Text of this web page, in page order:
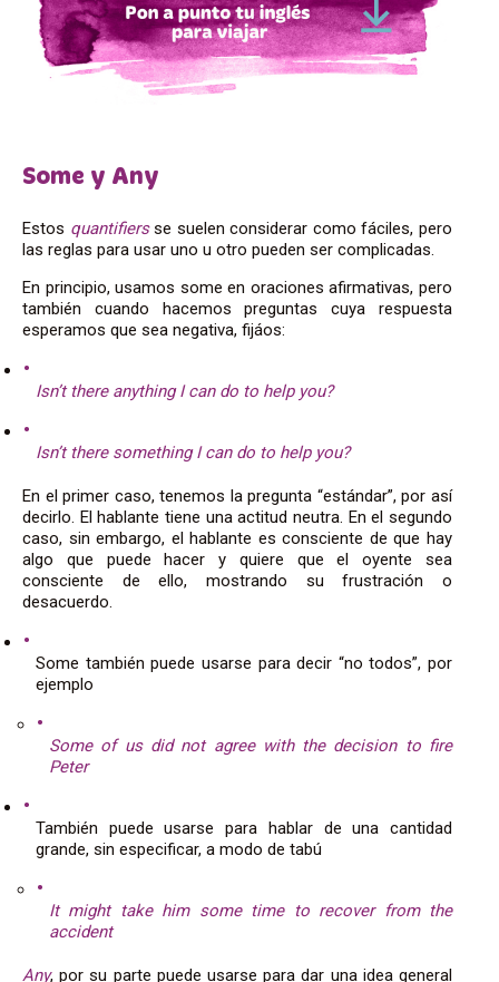
Some y Any
Estos quantifiersse suelen considerar como fáciles, pero
las reglas para usar uno u otro pueden ser complicadas.
En principio, usamos some en oraciones afirmativas, pero
también cuando hacemos preguntas cuya respuesta
esperamos que sea negativa, fijáos:
Isn’t there anything I can do to help you?
Isn’t there something I can do to help you?
En el primer caso, tenemos la pregunta “estándar”, por así
decirlo. El hablante tiene una actitud neutra. En el segundo
caso, sin embargo, el hablante es consciente de que hay
algo que puede hacer y quiere que el oyente sea
consciente de ello, mostrando su frustración o
desacuerdo.
Some también puede usarse para decir “no todos”, por
ejemplo
Some of us did not agree with the decision to fire
Peter
También puede usarse para hablar de una cantidad
grande, sin especificar, a modo de tabú
It might take him some time to recover from the
accident
Any, por su parte puede usarse para dar una idea general